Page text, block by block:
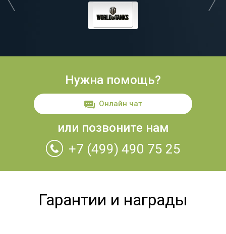
Нужна помощь?
Онлайн чат
или позвоните нам
+7 (499) 490 75 25
Гарантии и награды